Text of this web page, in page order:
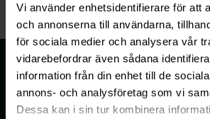
Vi använder enhetsidentifierare för att
och annonserna till användarna,
för sociala medier och analysera vår
vidarebefordrar även sådana
information från din enhet till de
annons- och analysföretag som vi
Dessa kan i sin tur kombinera